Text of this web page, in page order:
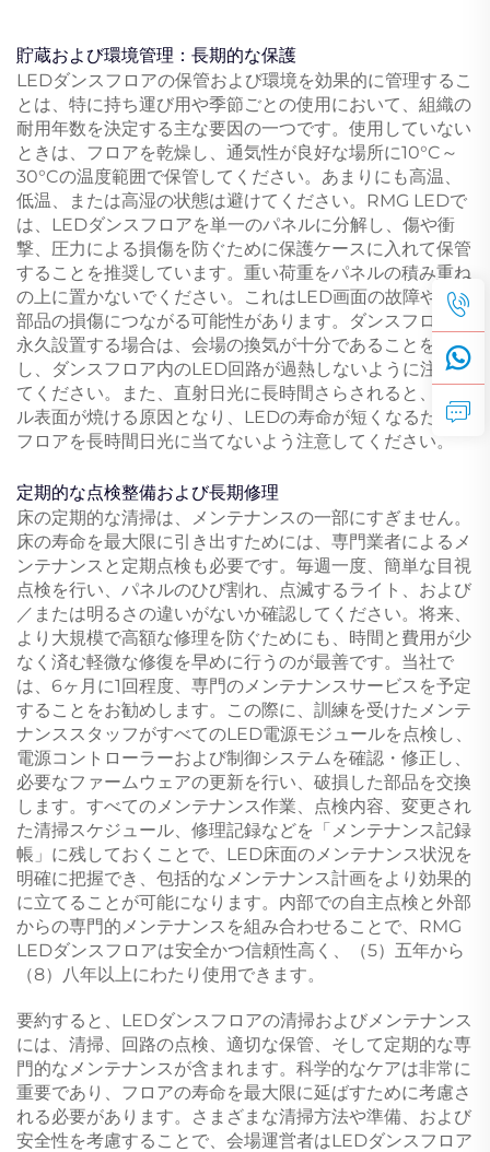
貯蔵および環境管理：長期的な保護
LEDダンスフロアの保管および環境を効果的に管理するこ
とは、特に持ち運び用や季節ごとの使用において、組織の
耐用年数を決定する主な要因の一つです。使用していない
ときは、フロアを乾燥し、通気性が良好な場所に10°C～
30°Cの温度範囲で保管してください。あまりにも高温、
低温、または高湿の状態は避けてください。RMG LEDで
は、LEDダンスフロアを単一のパネルに分解し、傷や衝
撃、圧力による損傷を防ぐために保護ケースに入れて保管
することを推奨しています。重い荷重をパネルの積み重ね
の上に置かないでください。これはLED画面の故障や内部
部品の損傷につながる可能性があります。ダンスフロアを
永久設置する場合は、会場の換気が十分であることを確認
し、ダンスフロア内のLED回路が過熱しないように注意し
てください。また、直射日光に長時間さらされると、パネ
ル表面が焼ける原因となり、LEDの寿命が短くなるため、
フロアを長時間日光に当てないよう注意してください。
定期的な点検整備および長期修理
床の定期的な清掃は、メンテナンスの一部にすぎません。
床の寿命を最大限に引き出すためには、専門業者によるメ
ンテナンスと定期点検も必要です。毎週一度、簡単な目視
点検を行い、パネルのひび割れ、点滅するライト、および
／または明るさの違いがないか確認してください。将来、
より大規模で高額な修理を防ぐためにも、時間と費用が少
なく済む軽微な修復を早めに行うのが最善です。当社で
は、6ヶ月に1回程度、専門のメンテナンスサービスを予定
することをお勧めします。この際に、訓練を受けたメンテ
ナンススタッフがすべてのLED電源モジュールを点検し、
電源コントローラーおよび制御システムを確認・修正し、
必要なファームウェアの更新を行い、破損した部品を交換
します。すべてのメンテナンス作業、点検内容、変更され
た清掃スケジュール、修理記録などを「メンテナンス記録
帳」に残しておくことで、LED床面のメンテナンス状況を
明確に把握でき、包括的なメンテナンス計画をより効果的
に立てることが可能になります。内部での自主点検と外部
からの専門的メンテナンスを組み合わせることで、RMG
LEDダンスフロアは安全かつ信頼性高く、（5）五年から
（8）八年以上にわたり使用できます。
要約すると、LEDダンスフロアの清掃およびメンテナンス
には、清掃、回路の点検、適切な保管、そして定期的な専
門的なメンテナンスが含まれます。科学的なケアは非常に
重要であり、フロアの寿命を最大限に延ばすために考慮さ
れる必要があります。さまざまな清掃方法や準備、および
安全性を考慮することで、会場運営者はLEDダンスフロア